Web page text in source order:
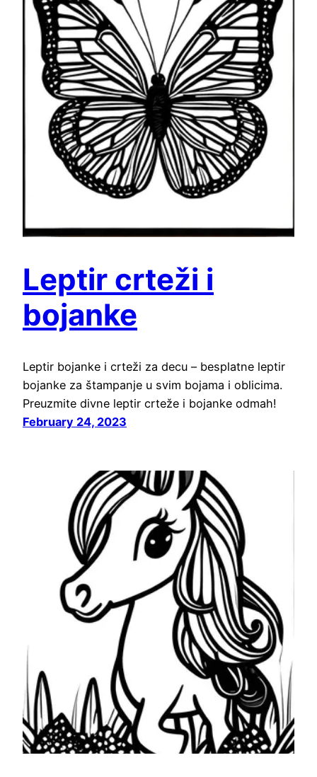
Leptir crteži i
bojanke
Leptir bojanke i crteži za decu – besplatne leptir
bojanke za štampanje u svim bojama i oblicima.
Preuzmite divne leptir crteže i bojanke odmah!
February 24, 2023